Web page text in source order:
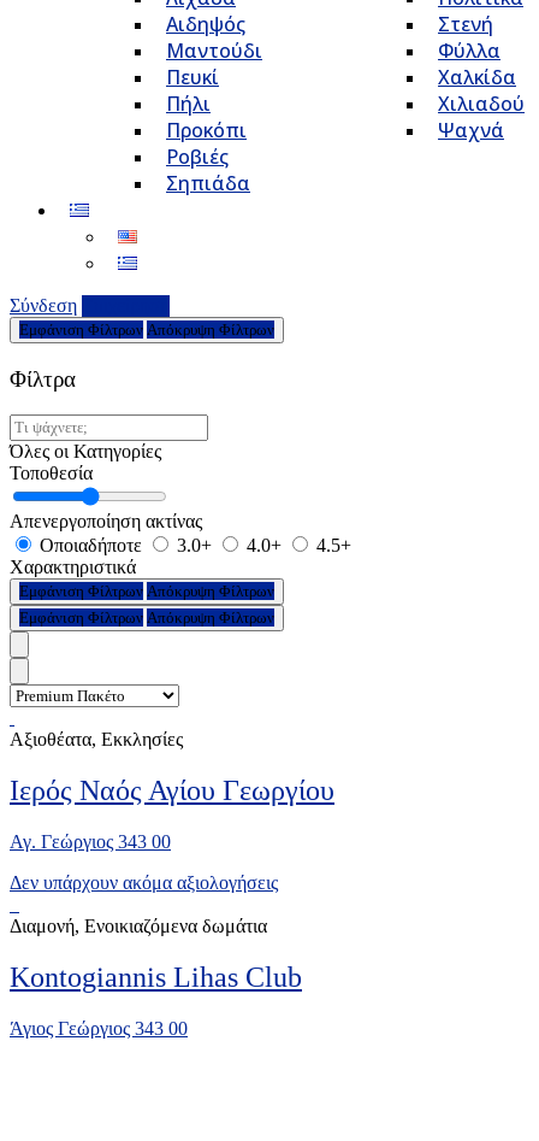
Αιδηψός
Μαντούδι
Πευκί
Πήλι
Προκόπι
Ροβιές
Σηπιάδα
Στενή
Φύλλα
Χαλκίδα
Χιλιαδού
Ψαχνά
Σύνδεση
Εμφάνιση Φίλτρων Απόκρυψη Φίλτρων
Φίλτρα
Όλες οι Κατηγορίες
Τοποθεσία
Απενεργοποίηση ακτίνας
Οποιαδήποτε
3.0+ 4.0+
4.5+
Χαρακτηριστικά
Εμφάνιση Φίλτρων Απόκρυψη Φίλτρων
Εμφάνιση Φίλτρων Απόκρυψη Φίλτρων
Αξιοθέατα, Εκκλησίες
Ιερός Ναός Αγίου Γεωργίου
Αγ. Γεώργιος 343 00
Δεν υπάρχουν ακόμα αξιολογήσεις
Διαμονή, Ενοικιαζόμενα δωμάτια
Kontogiannis Lihas Club
Άγιος Γεώργιος 343 00